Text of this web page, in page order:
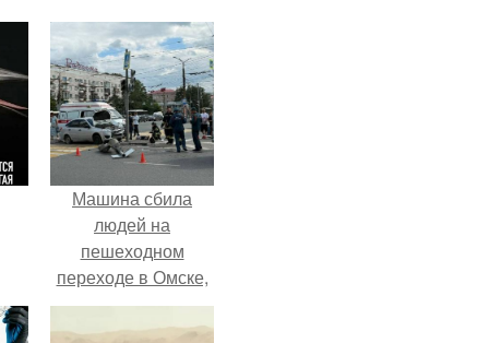
Машина сбила
людей на
пешеходном
переходе в Омске,
пострадали 8
человек.